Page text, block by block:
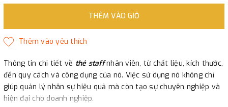
THÊM VÀO GIỎ
Thông tin chi tiết về thẻ staffnhân viên, từ chất liệu, kích thước,
đến quy cách và công dụng của nó. Việc sử dụng nó không chỉ
giúp quản lý nhân sự hiệu quả mà còn tạo sự chuyên nghiệp và
hiện đại cho doanh nghiệp.